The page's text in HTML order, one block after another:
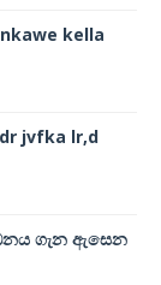
kella
jvfka lr,d
ගැන ඇසෙන